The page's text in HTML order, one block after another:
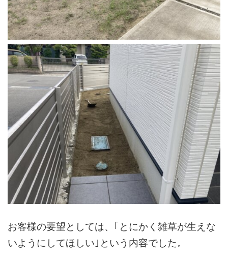
お客様の要望としては、｢とにかく雑草が生えな
いようにしてほしい｣という内容でした。